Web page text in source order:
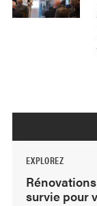
EXPLOREZ
survie pour